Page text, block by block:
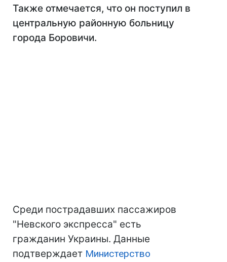
Также отмечается, что он поступил в
центральную районную больницу
города Боровичи.
Среди пострадавших пассажиров
"Невского экспресса" есть
гражданин Украины. Данные
подтверждает Министерство